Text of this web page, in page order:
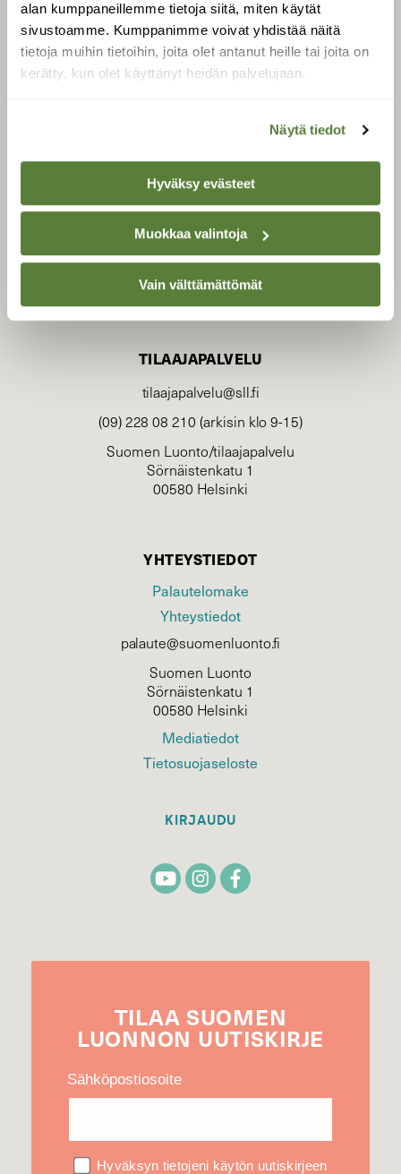
alan kumppaneillemme tietoja siitä, miten käytät
sivustoamme. Kumppanimme voivat yhdistää näitä
tietoja muihin tietoihin, joita olet antanut heille tai joita on
kerätty, kun olet käyttänyt heidän palvelujaan.
Näytä tiedot
Hyväksy evästeet
Muokkaa valintoja
Vain välttämättömät
SUOMEN LUONNON­
SUOJELU­LIITTO
Suomen Luonto -lehden
luonnonsuojelu­liitto.
TILAAJAPALVELU
tilaajapalvelu@sll.fi
(09) 228 08 210 (arkisin klo 9-15)
Suomen Luonto/tilaajapalvelu
Sörnäistenkatu 1
00580 Helsinki
YHTEYSTIEDOT
Palautelomake
Yhteystiedot
palaute@suomenluonto.fi
Suomen Luonto
Sörnäistenkatu 1
00580 Helsinki
Mediatiedot
Tietosuojaseloste
KIRJAUDU
TILAA SUOMEN
LUONNON UUTIS­KIRJE
Sähköpostiosoite
Hyväksyn tietojeni käytön uutiskirjeen